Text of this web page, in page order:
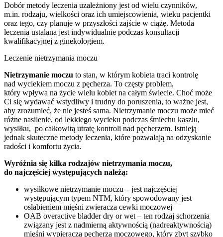
Dobór metody leczenia uzależniony jest od wielu czynników,
m.in. rodzaju, wielkości oraz ich umiejscowienia, wieku pacjentki
oraz tego, czy planuje w przyszłości zajście w ciążę. Metoda
leczenia ustalana jest indywidualnie podczas konsultacji
kwalifikacyjnej z ginekologiem.
Leczenie nietrzymania moczu
Nietrzymanie moczu to stan, w którym kobieta traci kontrolę
nad wyciekiem moczu z pęcherza. To częsty problem,
który wpływa na życie wielu kobiet na całym świecie. Choć może
Ci się wydawać wstydliwy i trudny do poruszenia, to ważne jest,
aby zrozumieć, że nie jesteś sama. Nietrzymanie moczu może mieć
różne nasilenie, od lekkiego wycieku podczas śmiechu kaszlu,
wysiłku, po całkowitą utratę kontroli nad pęcherzem. Istnieją
jednak skuteczne metody leczenia, które pozwalają na odzyskanie
radości i komfortu życia.
Wyróżnia się kilka rodzajów nietrzymania moczu,
do najczęściej występujących należą:
wysiłkowe nietrzymanie moczu – jest najczęściej
występującym typem NTM, który spowodowany jest
osłabieniem mięśni zwieracza cewki moczowej
OAB overactive bladder dry or wet – ten rodzaj schorzenia
związany jest z nadmierną aktywnością (nadreaktywnością)
mięśni wypieracza pęcherza moczowego, który zbyt szybko